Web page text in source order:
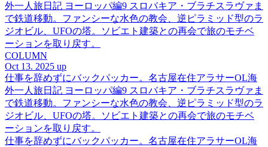
外一人旅日記 ヨーロッパ編9 スロバキア・ブラチスラヴァま
で鉄道移動。ファンシーな水色の教会、逆ピラミッド型のラ
ジオビル、UFOの塔。ソビエト建築との再会で旅のモチベ
ーションを取り戻す。
COLUMN
Oct 13. 2025 up
仕事を辞めずにバックパッカー。名古屋在住アラサーOL海
外一人旅日記 ヨーロッパ編9 スロバキア・ブラチスラヴァま
で鉄道移動。ファンシーな水色の教会、逆ピラミッド型のラ
ジオビル、UFOの塔。ソビエト建築との再会で旅のモチベ
ーションを取り戻す。
仕事を辞めずにバックパッカー。名古屋在住アラサーOL海